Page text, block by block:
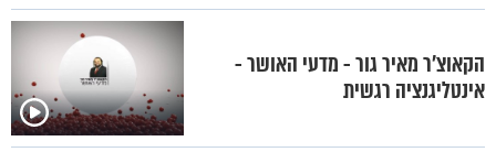
הקאוצ'ר מאיר גור - מדעי האושר -
אינטליגנציה רגשית